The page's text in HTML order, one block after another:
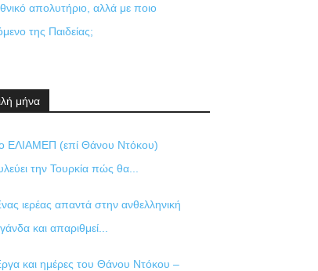
απολυτήριο, αλλά με ποιο
της Παιδείας;
μήνα
ΕΛΙΑΜΕΠ (επί Θάνου Ντόκου)
την Τουρκία πώς θα...
ιερέας απαντά στην ανθελληνική
και απαριθμεί...
και ημέρες του Θάνου Ντόκου –